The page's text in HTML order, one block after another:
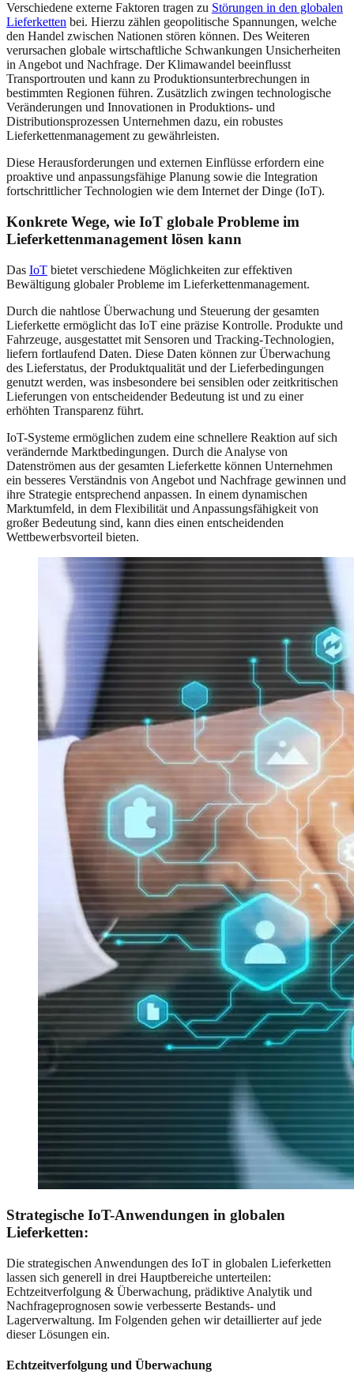
Verschiedene externe Faktoren tragen zu Störungen in den globalen
Lieferketten bei. Hierzu zählen geopolitische Spannungen, welche
den Handel zwischen Nationen stören können. Des Weiteren
verursachen globale wirtschaftliche Schwankungen Unsicherheiten
in Angebot und Nachfrage. Der Klimawandel beeinflusst
Transportrouten und kann zu Produktionsunterbrechungen in
bestimmten Regionen führen. Zusätzlich zwingen technologische
Veränderungen und Innovationen in Produktions- und
Distributionsprozessen Unternehmen dazu, ein robustes
Lieferkettenmanagement zu gewährleisten.
Diese Herausforderungen und externen Einflüsse erfordern eine
proaktive und anpassungsfähige Planung sowie die Integration
fortschrittlicher Technologien wie dem Internet der Dinge (IoT).
Konkrete Wege, wie IoT globale Probleme im
Lieferkettenmanagement lösen kann
Das IoT bietet verschiedene Möglichkeiten zur effektiven
Bewältigung globaler Probleme im Lieferkettenmanagement.
Durch die nahtlose Überwachung und Steuerung der gesamten
Lieferkette ermöglicht das IoT eine präzise Kontrolle. Produkte und
Fahrzeuge, ausgestattet mit Sensoren und Tracking-Technologien,
liefern fortlaufend Daten. Diese Daten können zur Überwachung
des Lieferstatus, der Produktqualität und der Lieferbedingungen
genutzt werden, was insbesondere bei sensiblen oder zeitkritischen
Lieferungen von entscheidender Bedeutung ist und zu einer
erhöhten Transparenz führt.
IoT-Systeme ermöglichen zudem eine schnellere Reaktion auf sich
verändernde Marktbedingungen. Durch die Analyse von
Datenströmen aus der gesamten Lieferkette können Unternehmen
ein besseres Verständnis von Angebot und Nachfrage gewinnen und
ihre Strategie entsprechend anpassen. In einem dynamischen
Marktumfeld, in dem Flexibilität und Anpassungsfähigkeit von
großer Bedeutung sind, kann dies einen entscheidenden
Wettbewerbsvorteil bieten.
Strategische IoT-Anwendungen in globalen
Lieferketten:
Die strategischen Anwendungen des IoT in globalen Lieferketten
lassen sich generell in drei Hauptbereiche unterteilen:
Echtzeitverfolgung & Überwachung, prädiktive Analytik und
Nachfrageprognosen sowie verbesserte Bestands- und
Lagerverwaltung. Im Folgenden gehen wir detaillierter auf jede
dieser Lösungen ein.
Echtzeitverfolgung und Überwachung